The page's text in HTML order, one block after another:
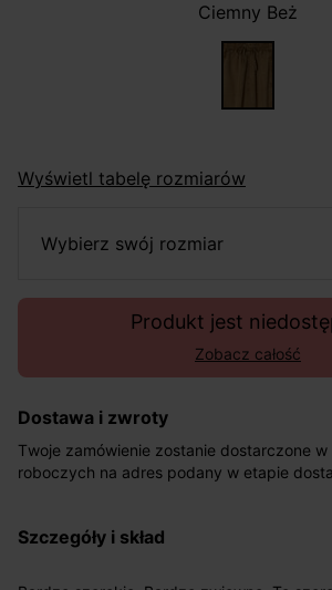
Ciemny Beż
Wyświetl tabelę rozmiarów
wybierz swój rozmiar
Produkt jest
Zobacz całość
Dostawa i zwroty
Twoje zamówienie zostanie dostarczone
roboczych na adres podany w etapie
pośrednictwem DHL Express.
szczegóły i skład